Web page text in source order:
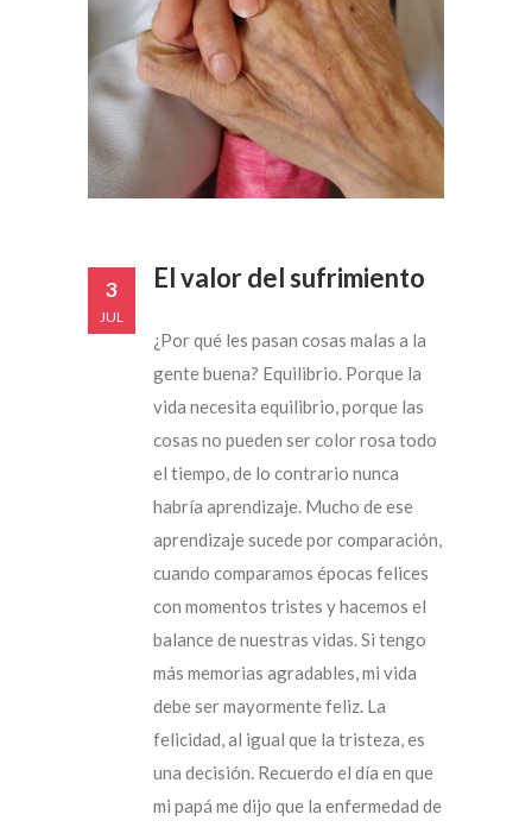
3
JUL
El valor del sufrimiento
¿Por qué les pasan cosas malas a la
gente buena? Equilibrio. Porque la
vida necesita equilibrio, porque las
cosas no pueden ser color rosa todo
el tiempo, de lo contrario nunca
habría aprendizaje. Mucho de ese
aprendizaje sucede por comparación,
cuando comparamos épocas felices
con momentos tristes y hacemos el
balance de nuestras vidas. Si tengo
más memorias agradables, mi vida
debe ser mayormente feliz. La
felicidad, al igual que la tristeza, es
una decisión. Recuerdo el día en que
mi papá me dijo que la enfermedad de